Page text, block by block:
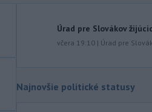
hydrometeorologický ústav (SHMÚ)
výstrahy tretieho stupňa pred
vykonala raziu v palestínskom
Úrad pre Slovákov
včera 19:10 | Úrad pre
Najnovšie politické statusy